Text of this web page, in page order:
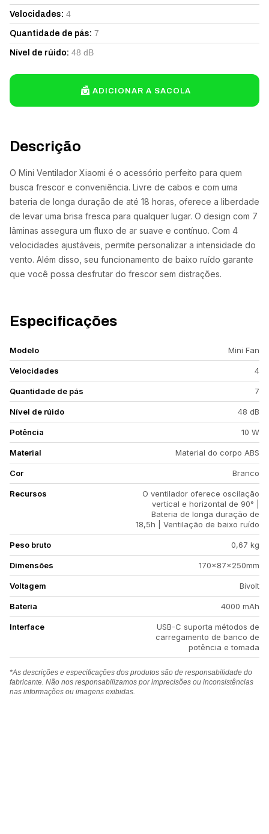
Descrição
O Mini Ventilador Xiaomi é o acessório perfeito para quem
busca frescor e conveniência. Livre de cabos e com uma
bateria de longa duração de até 18 horas, oferece a liberdade
de levar uma brisa fresca para qualquer lugar. O design com 7
lâminas assegura um fluxo de ar suave e contínuo. Com 4
velocidades ajustáveis, permite personalizar a intensidade do
vento. Além disso, seu funcionamento de baixo ruído garante
que você possa desfrutar do frescor sem distrações.
Especificações
Modelo Mini Fan
Velocidades 4
Quantidade de pás 7
Nível de rúido 48 dB
Potência 10 W
Material Material do corpo ABS
Cor Branco
Recursos
O ventilador oferece oscilação
vertical e horizontal de 90° |
Bateria de longa duração de
18,5h | Ventilação de baixo ruído
Peso bruto 0,67 kg
Dimensões 170×87×250mm
Voltagem Bivolt
Bateria 4000 mAh
Interface
USB-C suporta métodos de
carregamento de banco de
potência e tomada
*As descrições e especificações dos produtos são de responsabilidade do
fabricante. Não nos responsabilizamos por imprecisões ou inconsistências
nas informações ou imagens exibidas.
Velocidades: 4
Quantidade de pás: 7
Nível de rúido: 48 dB
ADICIONAR A SACOLA